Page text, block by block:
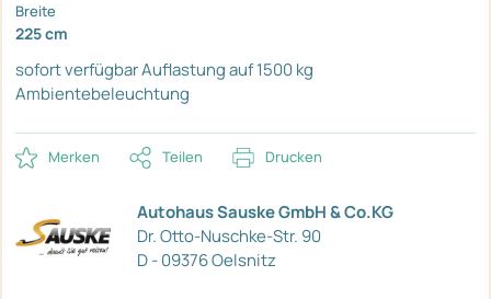
Breite
225 cm
sofort verfügbarAuflastung auf 1500 kg
Ambientebeleuchtung
Merken Teilen Drucken
Autohaus Sauske GmbH & Co.KG
Dr. Otto-Nuschke-Str. 90
D - 09376 Oelsnitz